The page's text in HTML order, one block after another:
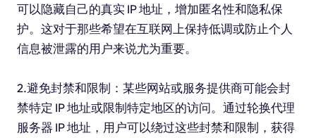
可以隐藏自己的真实 IP 地址，增加匿名性和隐私保
护。这对于那些希望在互联网上保持低调或防止个人
信息被泄露的用户来说尤为重要。
2.避免封禁和限制：某些网站或服务提供商可能会封
禁特定 IP 地址或限制特定地区的访问。通过轮换代理
服务器 IP 地址，用户可以绕过这些封禁和限制，获得